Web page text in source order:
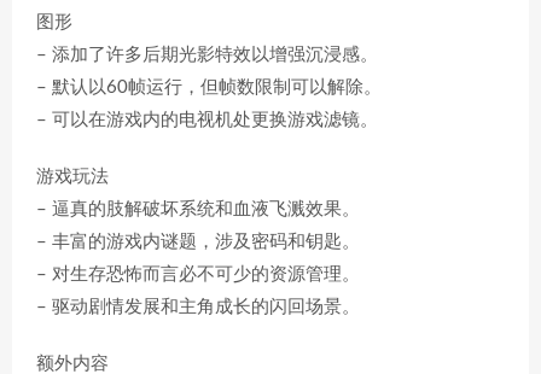
图形
– 添加了许多后期光影特效以增强沉浸感。
– 默认以60帧运行，但帧数限制可以解除。
– 可以在游戏内的电视机处更换游戏滤镜。
游戏玩法
– 逼真的肢解破坏系统和血液飞溅效果。
– 丰富的游戏内谜题，涉及密码和钥匙。
– 对生存恐怖而言必不可少的资源管理。
– 驱动剧情发展和主角成长的闪回场景。
额外内容